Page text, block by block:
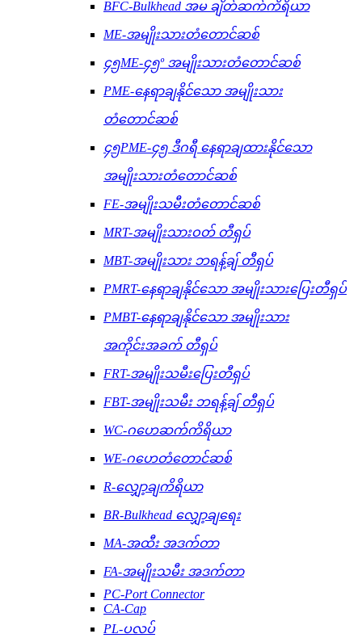
BFC-Bulkhead အမ ချိတ်ဆက်ကိရိယာ
ME-အမျိုးသားတံတောင်ဆစ်
၄၅ME-၄၅º အမျိုးသားတံတောင်ဆစ်
PME-နေရာချနိုင်သော အမျိုးသား
တံတောင်ဆစ်
၄၅PME-၄၅ ဒီဂရီ နေရာချထားနိုင်သော
အမျိုးသားတံတောင်ဆစ်
FE-အမျိုးသမီးတံတောင်ဆစ်
MRT-အမျိုးသားဝတ် တီရှပ်
MBT-အမျိုးသား ဘရန့်ချ် တီရှပ်
PMRT-နေရာချနိုင်သော အမျိုးသားပြေးတီရှပ်
PMBT-နေရာချနိုင်သော အမျိုးသား
အကိုင်းအခက် တီရှပ်
FRT-အမျိုးသမီးပြေးတီရှပ်
FBT-အမျိုးသမီး ဘရန့်ချ် တီရှပ်
WC-ဂဟေဆက်ကိရိယာ
WE-ဂဟေတံတောင်ဆစ်
R-လျှော့ချကိရိယာ
BR-Bulkhead လျှော့ချရေး
MA-အထီး အဒက်တာ
FA-အမျိုးသမီး အဒက်တာ
PC-Port Connector
CA-Cap
PL-ပလပ်